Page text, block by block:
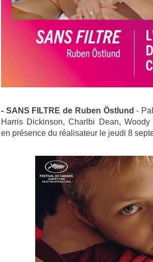
- SANS FILTRE de Ruben Östlund-
Har­ris Dickin­son, Charlbi Dean, Woody
en présence du réalisateur le jeudi 8